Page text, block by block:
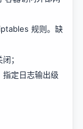
规则。缺
；
定日志输出级